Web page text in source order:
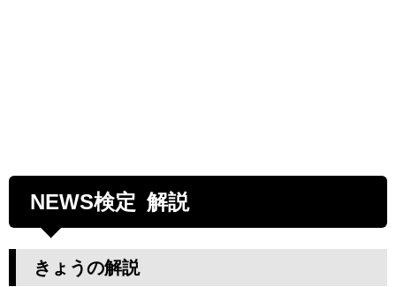
NEWS検定 解説
きょうの解説